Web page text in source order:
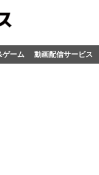
ゲーム 動画配信サービス